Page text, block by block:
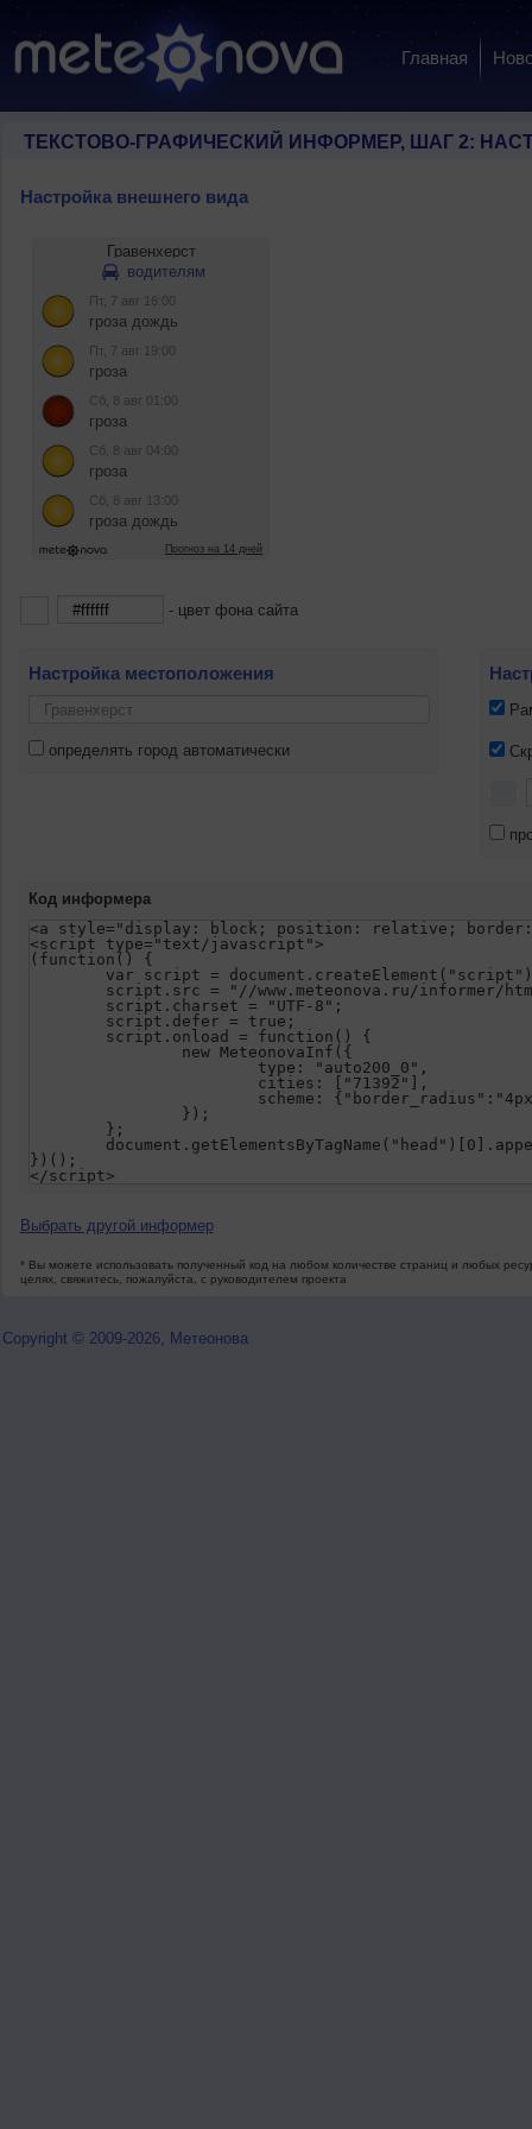
Главная
ТЕКСТОВО-ГРАФИЧЕСКИЙ ИНФОРМЕР, ШАГ 2:
Настройка внешнего вида
- цвет фона сайта
Настройка местоположения
определять город автоматически
Код информера
<a style="display: block; position: relative; border: 0;
<script type="text/javascript">
(function() {
var script =
script.src = "//www.meteonova.ru/informer/
	script.charset = "UTF-8";
	script.defer = true;
	script.onload = function() {
		new MeteonovaInf({
			type: "auto200_0",
			cities: ["71392"],
scheme:
		});
	};
})();
</script>
Выбрать другой информер
* Вы можете использовать полученный код на любом количестве страниц и любых
целях, свяжитесь, пожалуйста, с руководителем проекта
Copyright © 2009-2026, Метеонова